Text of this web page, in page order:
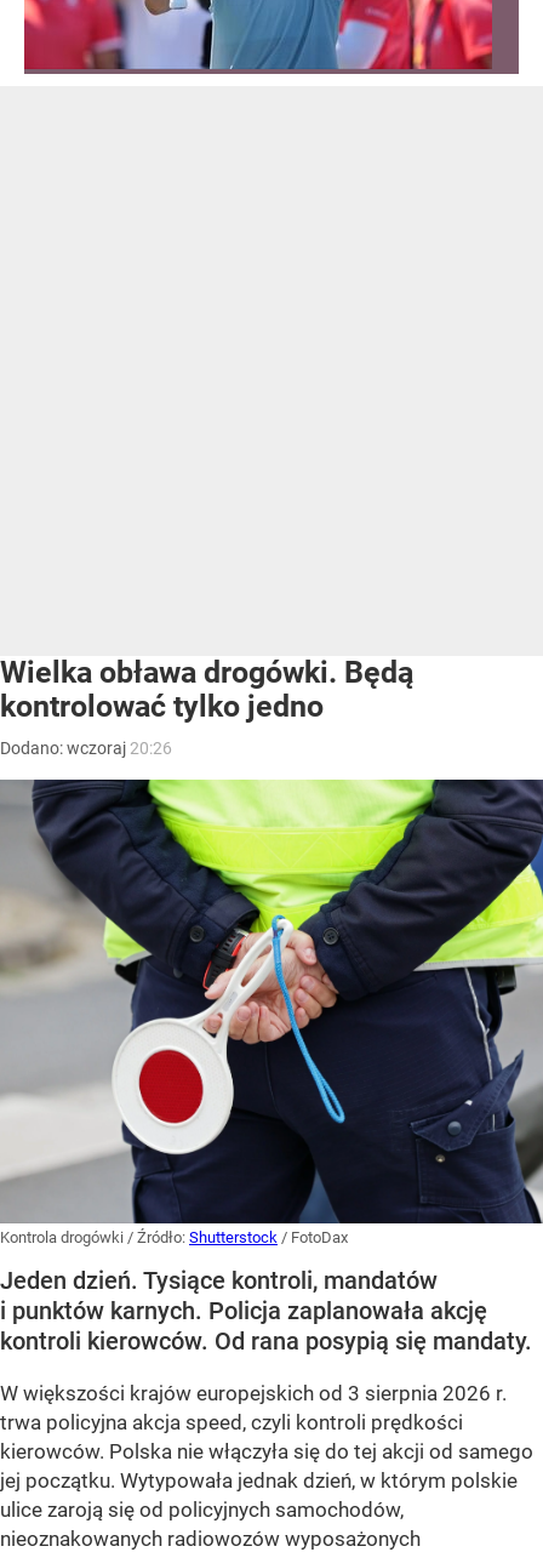
Wielka obława drogówki. Będą
kontrolować tylko jedno
Dodano:wczoraj 20:26
Kontrola drogówki / Źródło: Shutterstock / FotoDax
Jeden dzień. Tysiące kontroli, mandatów
i punktów karnych. Policja zaplanowała akcję
kontroli kierowców. Od rana posypią się mandaty.
W większości krajów europejskich od 3 sierpnia 2026 r.
trwa policyjna akcja speed, czyli kontroli prędkości
kierowców. Polska nie włączyła się do tej akcji od samego
jej początku. Wytypowała jednak dzień, w którym polskie
ulice zaroją się od policyjnych samochodów,
nieoznakowanych radiowozów wyposażonych